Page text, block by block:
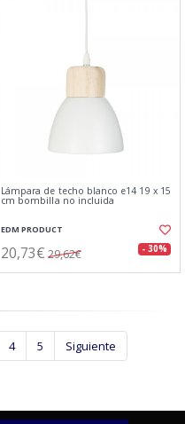
Lámpara de techo blanco e14 19 x 15
cm bombilla no incluida
EDM PRODUCT
20,73€ 29,62€ - 30%
4 5 Siguiente